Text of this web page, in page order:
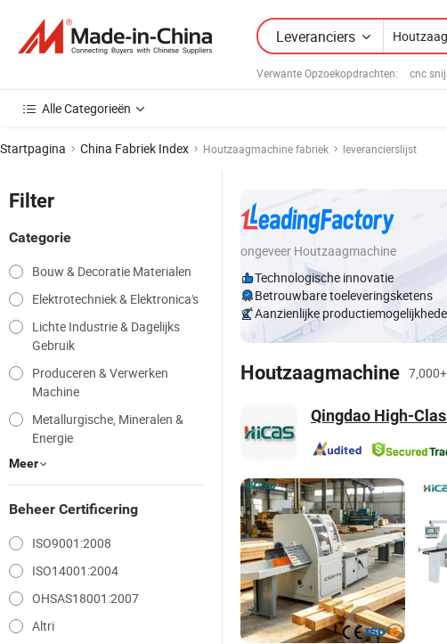
Leveranciers
Verwante Opzoekopdrachten: cnc
Alle Categorieën
Startpagina China Fabriek Index Houtzaagmachine fabriek leverancierslijst
Filter
Categorie
Bouw & Decoratie Materialen
Elektrotechniek & Elektronica's
Lichte Industrie & Dagelijks
Gebruik
Produceren & Verwerken
Machine
Metallurgische, Mineralen &
Energie
Meer
Beheer Certificering
ISO9001:2008
ISO14001:2004
OHSAS18001:2007
Altri
ongeveer Houtzaagmachine
Technologische innovatie
Betrouwbare toeleveringsketens
Aanzienlijke
Houtzaagmachine
Qingdao High-